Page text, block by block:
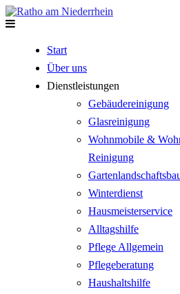
Start
Über uns
Dienstleistungen
Gebäudereinigung
Glasreinigung
Wohnmobile &
Reinigung
Winterdienst
Hausmeisterservice
Alltagshilfe
Pflege Allgemein
Pflegeberatung
Haushaltshilfe